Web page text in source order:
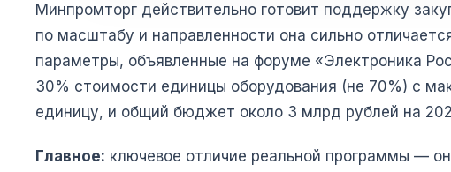
Минпромторг действительно готовит поддержку
по масштабу и направленности она сильно
параметры, объявленные на форуме «Электроника
30% стоимости единицы оборудования (не 70%) с
единицу, и общий бюджет около 3 млрд рублей на
Главное: ключевое отличие реальной программы —